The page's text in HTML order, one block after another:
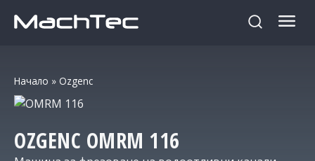
Начало » Ozgenc
OZGENC OMRM 116